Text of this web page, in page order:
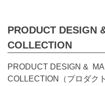
PRODUCT DESIGN
COLLECTION
PRODUCT DESIGN &
COLLECTION（プロダク